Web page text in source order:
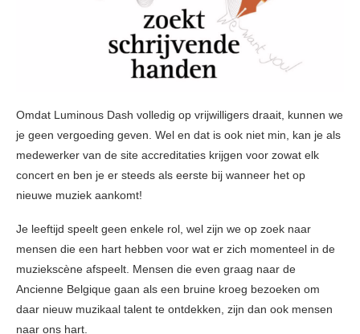
Omdat Luminous Dash volledig op vrijwilligers draait, kunnen we
je geen vergoeding geven. Wel en dat is ook niet min, kan je als
medewerker van de site accreditaties krijgen voor zowat elk
concert en ben je er steeds als eerste bij wanneer het op
nieuwe muziek aankomt!
Je leeftijd speelt geen enkele rol, wel zijn we op zoek naar
mensen die een hart hebben voor wat er zich momenteel in de
muziekscène afspeelt. Mensen die even graag naar de
Ancienne Belgique gaan als een bruine kroeg bezoeken om
daar nieuw muzikaal talent te ontdekken, zijn dan ook mensen
naar ons hart.